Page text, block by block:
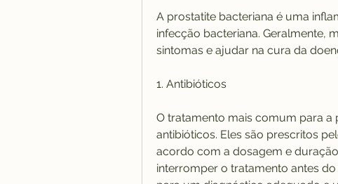
A prostatite bacteriana é uma
infecção bacteriana. Geralmente,
sintomas e ajudar na cura da
1. Antibióticos
O tratamento mais comum para a
antibióticos. Eles são prescritos
acordo com a dosagem e
interromper o tratamento antes